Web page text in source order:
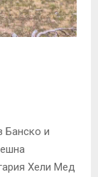
Банско и
Хели Мед